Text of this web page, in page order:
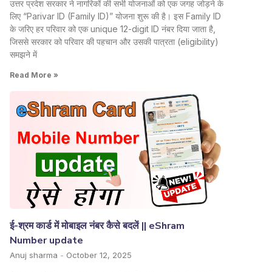
उत्तर प्रदेश सरकार ने नागरिकों की सभी योजनाओं को एक जगह जोड़ने के
लिए “Parivar ID (Family ID)” योजना शुरू की है। इस Family ID
के जरिए हर परिवार को एक unique 12-digit ID नंबर दिया जाता है,
जिससे सरकार को परिवार की पहचान और उसकी पात्रता (eligibility)
समझने में
Read More »
ई-श्रम कार्ड में मोबाइल नंबर कैसे बदलें || eShram
Number update
Anuj sharma October 12, 2025